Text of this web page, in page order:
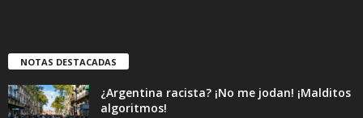
NOTAS DESTACADAS
¿Argentina racista? ¡No me jodan! ¡Malditos
algoritmos!